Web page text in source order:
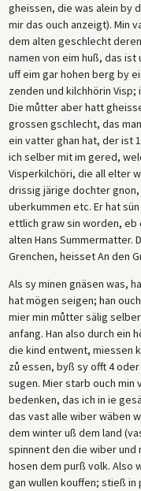
gheissen, die was alein by
mir das ouch anzeigt). Min
dem alten geschlecht
namen von eim huß, das
uff eim gar hohen berg by
zenden und kilchhörin
Die můtter aber hatt
grossen gschlecht, das
ein vatter ghan hat, der ist
ich selber mit im gered,
Visperkilchöri, die all elter
drissig järige dochter gnon,
uberkummen etc. Er hat
ettlich graw sin worden, eb
alten Hans Summermatter.
Grenchen, heisset An den
Als sy minen gnäsen was,
hat mögen seigen; han
mier min můtter sälig
anfang. Han also durch ein
die kind entwent, miessen
zů essen, byß sy offt 4
sugen. Mier starb ouch
bedenken, das ich in ie
das vast alle wiber wäben
dem winter uß dem land
spinnent den die wiber und
hosen dem purß volk. Also
gan wullen kouffen; stieß